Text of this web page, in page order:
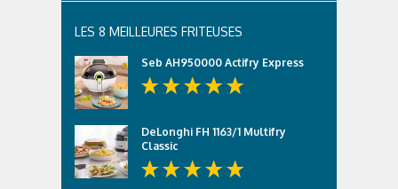
LES 8 MEILLEURES FRITEUSES
Seb AH950000 Actifry Express
DeLonghi FH 1163/1 Multifry
Classic